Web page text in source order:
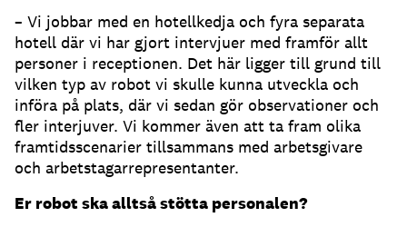
– Vi jobbar med en hotellkedja och fyra separata
hotell där vi har gjort intervjuer med framför allt
personer i receptionen. Det här ligger till grund till
vilken typ av robot vi skulle kunna utveckla och
införa på plats, där vi sedan gör observationer och
fler interjuver. Vi kommer även att ta fram olika
framtidsscenarier tillsammans med arbetsgivare
och arbetstagarrepresentanter.
Er robot ska alltså stötta personalen?